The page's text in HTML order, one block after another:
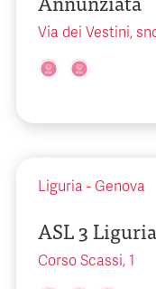
Via dei Vestini,
Liguria - Genova
ASL 3
Corso Scassi, 1